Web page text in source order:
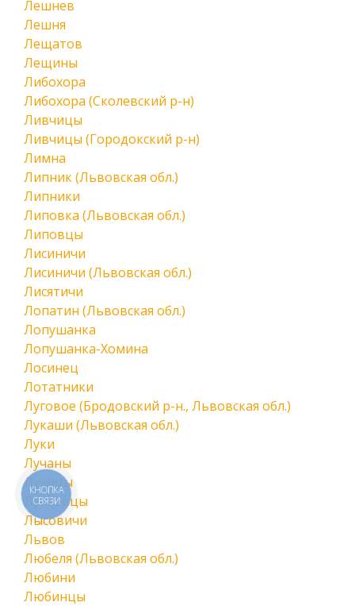
Лешнев
Лешня
Лещатов
Лещины
Либохора
Либохора (Сколевский р-н)
Ливчицы
Ливчицы (Городокский р-н)
Лимна
Липник (Львовская обл.)
Липники
Липовка (Львовская обл.)
Липовцы
Лисиничи
Лисиничи (Львовская обл.)
Лисятичи
Лопатин (Львовская обл.)
Лопушанка
Лопушанка-Хомина
Лосинец
Лотатники
Луговое (Бродовский р-н., Львовская обл.)
Лукаши (Львовская обл.)
Луки
Лучаны
Лучицы
Лучковцы
Лысовичи
Львов
Любеля (Львовская обл.)
Любини
Любинцы
КНОПКА
СВЯЗИ